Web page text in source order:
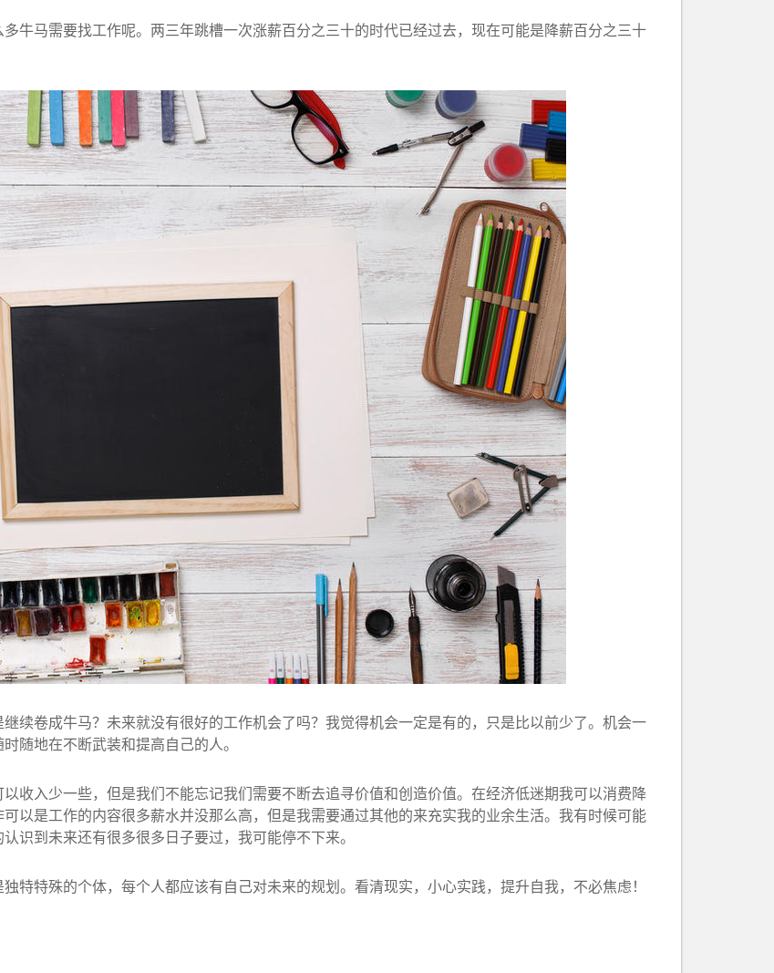
牛马需要找工作呢。两三年跳槽一次涨薪百分之三十的时代已经过去，现在可能是降薪百分之三十
续卷成牛马？未来就没有很好的工作机会了吗？我觉得机会一定是有的，只是比以前少了。机会一
随地在不断武装和提高自己的人。
收入少一些，但是我们不能忘记我们需要不断去追寻价值和创造价值。在经济低迷期我可以消费降
以是工作的内容很多薪水并没那么高，但是我需要通过其他的来充实我的业余生活。我有时候可能
识到未来还有很多很多日子要过，我可能停不下来。
特特殊的个体，每个人都应该有自己对未来的规划。看清现实，小心实践，提升自我，不必焦虑！